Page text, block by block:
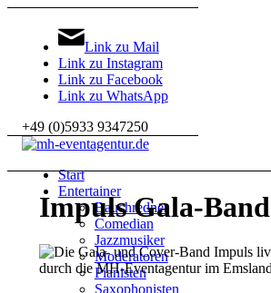
Link zu Mail
Link zu Instagram
Link zu Facebook
Link zu WhatsApp
+49 (0)5933 9347250
Start
Entertainer
Bauchredner
Comedian
Jazzmusiker
Moderatoren
Pianisten
Saxophonisten
Impuls Gala-Band